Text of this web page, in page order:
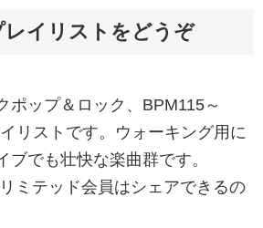
イリストをどうぞ
ポップ＆ロック、BPM115～
リストです。ウォーキング用に
ブでも壮快な楽曲群です。
ミテッド会員はシェアできるの